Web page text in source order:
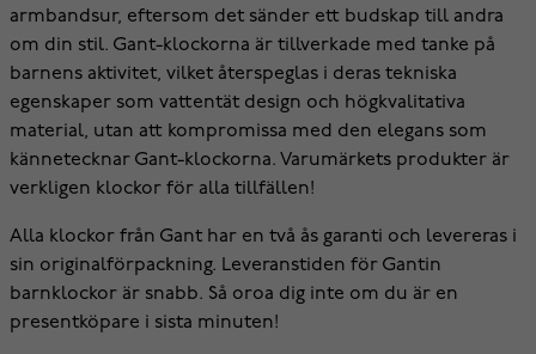
armbandsur, eftersom det sänder ett budskap till andra
om din stil. Gant-klockorna är tillverkade med tanke på
barnens aktivitet, vilket återspeglas i deras tekniska
egenskaper som vattentät design och högkvalitativa
material, utan att kompromissa med den elegans som
kännetecknar Gant-klockorna. Varumärkets produkter är
verkligen klockor för alla tillfällen!
Alla klockor från Gant har en två ås garanti och levereras i
sin originalförpackning. Leveranstiden för Gantin
barnklockor är snabb. Så oroa dig inte om du är en
presentköpare i sista minuten!